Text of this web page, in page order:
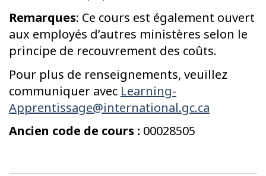
Remarques: Ce cours est également ouvert
aux employés d’autres ministères selon le
principe de recouvrement des coûts.
Pour plus de renseignements, veuillez
communiquer avec Learning-
Apprentissage@international.gc.ca
Ancien code de cours : 00028505